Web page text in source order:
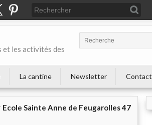
et les activités des
La cantine Newsletter Contact
Ecole Sainte Anne de Feugarolles 47